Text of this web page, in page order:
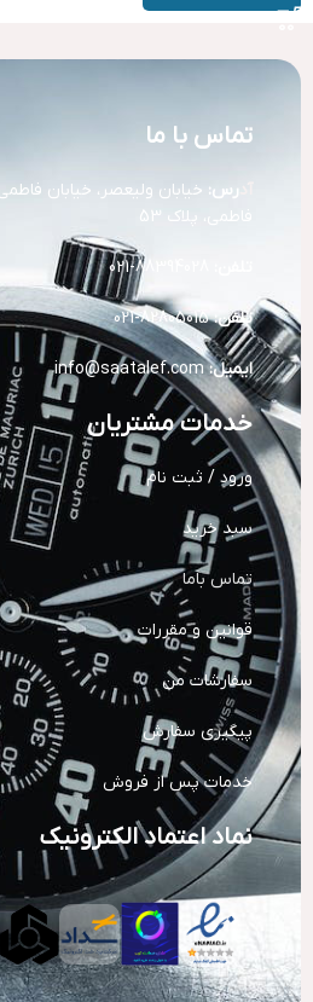
تماس با ما
رس: خیابان ولیعصر، خیابان
فاطمی، پلاک 53
تلفن:82805015-021
ایمیل: info@saatalef.com
خدمات مشتریان
ورود / ثبت نام
سبد خرید
تماس باما
قوانین و مقررات
سفارشات من
پیگیری سفارش
خدمات پس از فروش
نماد اعتماد الکترونیک